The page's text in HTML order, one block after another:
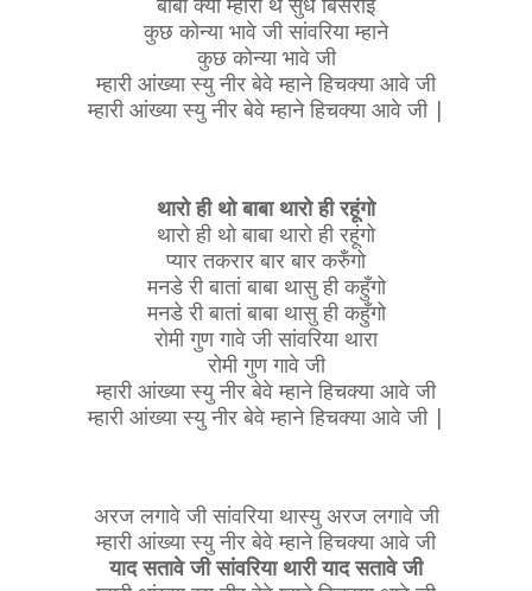
कुछ कोन्या भावे जी सांवरिया म्हाने
कुछ कोन्या भावे जी
म्हारी आंख्या स्यु नीर बेवे म्हाने हिचक्या आवे जी
म्हारी आंख्या स्यु नीर बेवे म्हाने हिचक्या आवे जी |
थारो ही थो बाबा थारो ही रहूंगो
थारो ही थो बाबा थारो ही रहूंगो
प्यार तकरार बार बार करुँगो
मनडे री बातां बाबा थासु ही कहुँगो
मनडे री बातां बाबा थासु ही कहुँगो
रोमी गुण गावे जी सांवरिया थारा
रोमी गुण गावे जी
म्हारी आंख्या स्यु नीर बेवे म्हाने हिचक्या आवे जी
म्हारी आंख्या स्यु नीर बेवे म्हाने हिचक्या आवे जी |
अरज लगावे जी सांवरिया थास्यु अरज लगावे जी
म्हारी आंख्या स्यु नीर बेवे म्हाने हिचक्या आवे जी
याद सतावे जी सांवरिया थारी याद सतावे जी